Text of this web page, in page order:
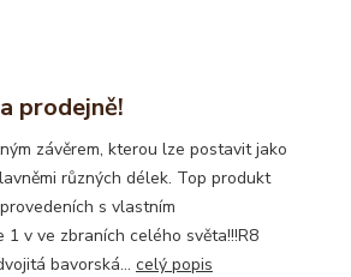
prodejně!
závěrem, kterou lze postavit jako
různých délek. Top produkt
s vlastním
v ve zbraních celého světa!!!R8
bavorská... celý popis